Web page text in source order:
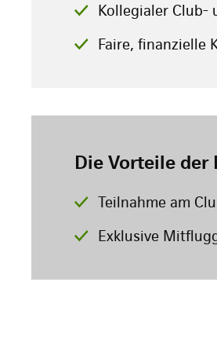
Kollegialer Club-
Faire, finanzielle
Die Vorteile
Teilnahme am
Exklusive